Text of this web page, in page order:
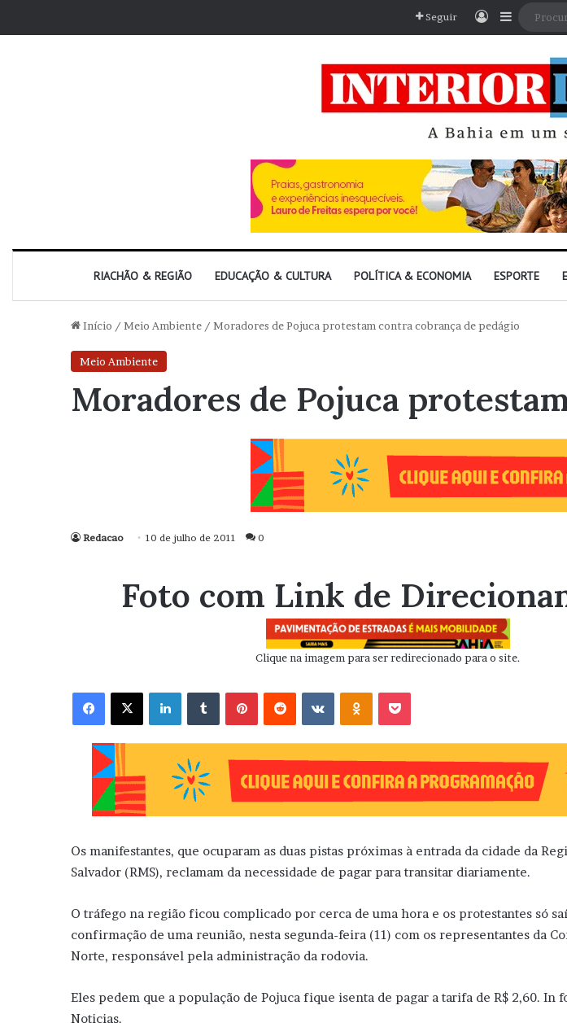
Seguir EntrarBarra
RIACHÃO & REGIÃO EDUCAÇÃO & CULTURA POLÍTICA & ECONOMIA ESPORTE
Início / Meio Ambiente / Moradores de Pojuca protestam contra cobrança de pedágio
Meio Ambiente
Moradores de Pojuca
Redacao 10 de julho de 2011 0
Foto com Link de
Clique na imagem para ser redirecionado para o site.
Facebook X Linkedin VK OK
Os manifestantes, que ocuparam as duas pistas próximas à entrada da cidade da
Salvador (RMS), reclamam da necessidade de pagar para transitar diariamente.
O tráfego na região ficou complicado por cerca de uma hora e os protestantes só
confirmação de uma reunião, nesta segunda-feira (11) com os representantes da
Norte, responsável pela administração da rodovia.
Eles pedem que a população de Pojuca fique isenta de pagar a tarifa de R$ 2,60. In
Noticias.